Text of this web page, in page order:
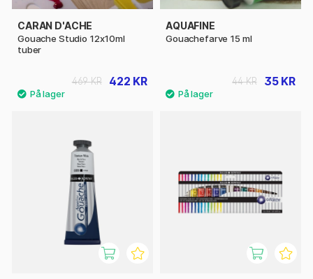
CARAN D'ACHE
Gouache Studio 12x10ml
tuber
422 KR
469 KR
AQUAFINE
Gouachefarve 15 ml
35 KR
44 KR